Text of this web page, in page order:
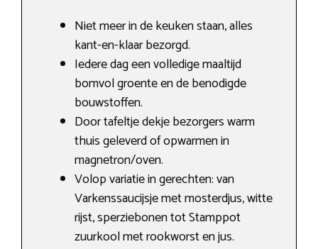
Niet meer in de keuken staan, alles
kant-en-klaar bezorgd.
Iedere dag een volledige maaltijd
bomvol groente en de benodigde
bouwstoffen.
Door tafeltje dekje bezorgers warm
thuis geleverd of opwarmen in
magnetron/oven.
Volop variatie in gerechten: van
Varkenssaucijsje met mosterdjus, witte
rijst, sperziebonen tot Stamppot
zuurkool met rookworst en jus.